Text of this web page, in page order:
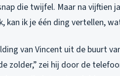
die twijfel. Maar na vijftien
kan ik je één ding vertellen,
van Vincent uit de buurt
zolder,” zei hij door de